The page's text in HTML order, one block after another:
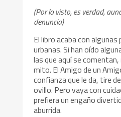
(Por lo visto, es verdad,
denuncia)
El libro acaba con
urbanas. Si han oído
las que aquí se
mito. El Amigo de un
confianza que le da, tire
ovillo. Pero vaya con
prefiera un engaño
aburrida.